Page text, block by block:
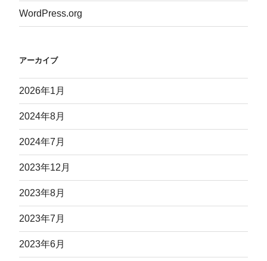
WordPress.org
アーカイブ
2026年1月
2024年8月
2024年7月
2023年12月
2023年8月
2023年7月
2023年6月